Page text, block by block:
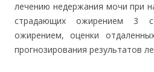
лечению недержания мочи при
страдающих ожирением 3
ожирением, оценки
прогнозирования результатов